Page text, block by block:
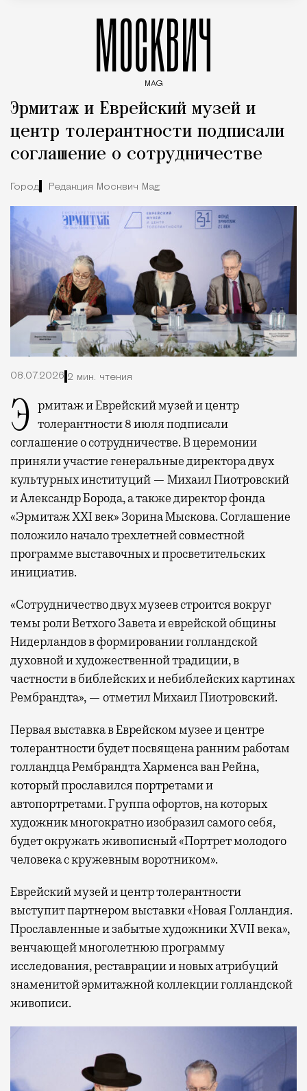
МОСКВИЧ
MAG
Эрмитаж и Еврейский музей и
центр толерантности подписали
соглашение о сотрудничестве
Город Редакция Москвич Mag
08.07.2026 2 мин. чтения
Эрмитаж и Еврейский музей и центр толерантности 8 июля подписали
соглашение о сотрудничестве. В церемонии
приняли участие генеральные директора двух
культурных институций — Михаил Пиотровский
и Александр Борода, а также директор фонда
«Эрмитаж XXI век» Зорина Мыскова. Соглашение
положило начало трехлетней совместной
программе выставочных и просветительских
инициатив.
«Сотрудничество двух музеев строится вокруг
темы роли Ветхого Завета и еврейской общины
Нидерландов в формировании голландской
духовной и художественной традиции, в
частности в библейских и небиблейских картинах
Рембрандта», — отметил Михаил Пиотровский.
Первая выставка в Еврейском музее и центре
толерантности будет посвящена ранним работам
голландца Рембрандта Харменса ван Рейна,
который прославился портретами и
автопортретами. Группа офортов, на которых
художник многократно изобразил самого себя,
будет окружать живописный «Портрет молодого
человека с кружевным воротником».
Еврейский музей и центр толерантности
выступит партнером выставки «Новая Голландия.
Прославленные и забытые художники XVII века»,
венчающей многолетнюю программу
исследования, реставрации и новых атрибуций
знаменитой эрмитажной коллекции голландской
живописи.